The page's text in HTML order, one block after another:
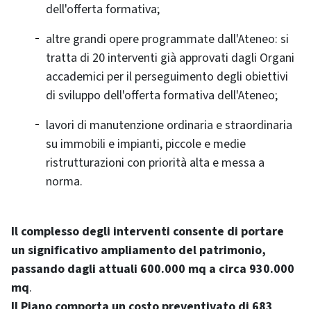
dell'offerta formativa;
altre grandi opere programmate dall'Ateneo: si
tratta di 20 interventi già approvati dagli Organi
accademici per il perseguimento degli obiettivi
di sviluppo dell'offerta formativa dell'Ateneo;
lavori di manutenzione ordinaria e straordinaria
su immobili e impianti, piccole e medie
ristrutturazioni con priorità alta e messa a
norma.
Il complesso degli interventi consente di portare
un significativo ampliamento del patrimonio,
passando dagli attuali 600.000 mq a circa 930.000
mq.